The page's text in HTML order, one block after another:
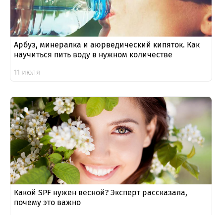
Арбуз, минералка и аюрведический кипяток. Как
научиться пить воду в нужном количестве
11 июля
Какой SPF нужен весной? Эксперт рассказала,
почему это важно